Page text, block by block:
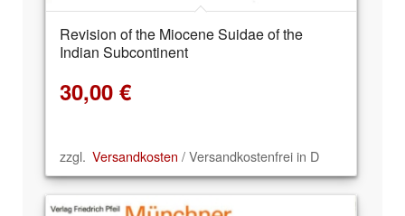
Revision of the Miocene Suidae of the
Indian Subcontinent
30,00 €
zzgl. Versandkosten / Versandkostenfrei in D